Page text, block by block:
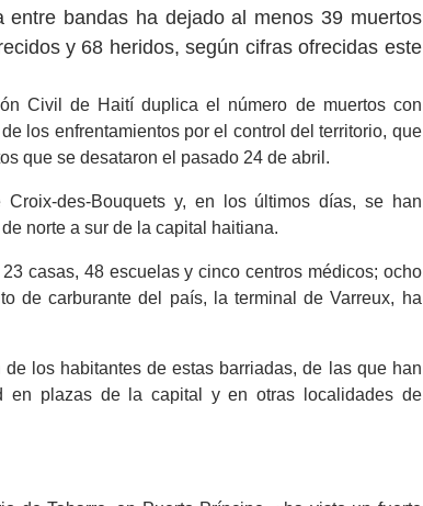
bandas ha dejado al menos 39 muertos
y 68 heridos, según cifras ofrecidas este
Civil de Haití duplica el número de muertos con
los enfrentamientos por el control del territorio, que
que se desataron el pasado 24 de abril.
des-Bouquets y, en los últimos días, se han
norte a sur de la capital haitiana.
casas, 48 escuelas y cinco centros médicos; ocho
de carburante del país, la terminal de Varreux, ha
los habitantes de estas barriadas, de las que han
en plazas de la capital y en otras localidades de